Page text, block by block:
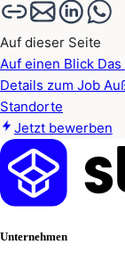
Auf dieser Seite
Auf einen Blick
Details zum Job
Standorte
Jetzt bewerben
Unternehmen